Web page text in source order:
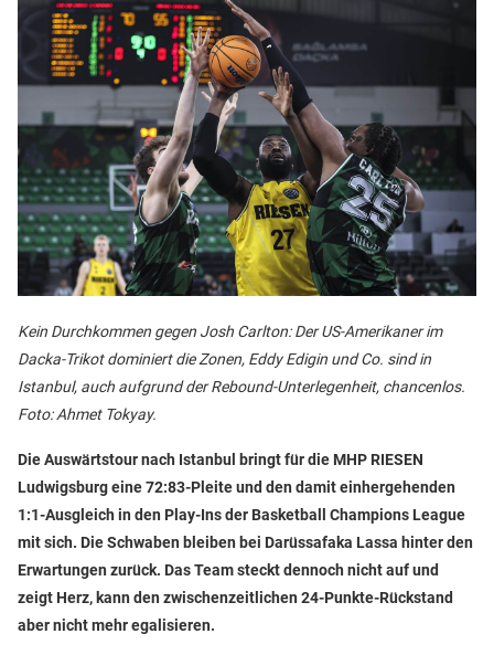
Kein Durchkommen gegen Josh Carlton: Der US-Amerikaner im
Dacka-Trikot dominiert die Zonen, Eddy Edigin und Co. sind in
Istanbul, auch aufgrund der Rebound-Unterlegenheit, chancenlos.
Foto: Ahmet Tokyay.
Die Auswärtstour nach Istanbul bringt für die MHP RIESEN
Ludwigsburg eine 72:83-Pleite und den damit einhergehenden
1:1-Ausgleich in den Play-Ins der Basketball Champions League
mit sich. Die Schwaben bleiben bei Darüssafaka Lassa hinter den
Erwartungen zurück. Das Team steckt dennoch nicht auf und
zeigt Herz, kann den zwischenzeitlichen 24-Punkte-Rückstand
aber nicht mehr egalisieren.